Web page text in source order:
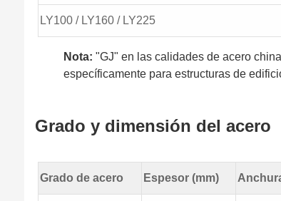
LY100 / LY160 / LY225
Nota: "GJ" en las calidades de acero
específicamente para estructuras de
Grado y dimensión del acero
Grado de acero Espesor (mm)